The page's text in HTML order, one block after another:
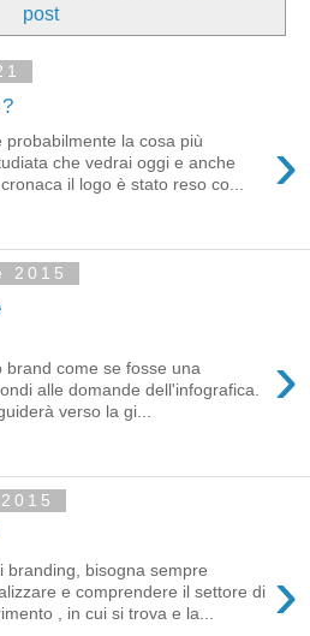
post
›
probabilmente la cosa più
che vedrai oggi e anche
il logo è stato reso co...
2015
›
brand come se fosse una
alle domande dell'infografica.
verso la gi...
›
branding, bisogna sempre
e comprendere il settore di
, in cui si trova e la...